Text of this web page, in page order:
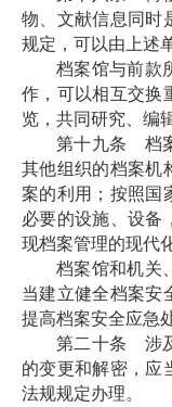
物、文献信息同时
规定，可以由上述
档案馆与前款
作，可以相互交换
览，共同研究、编
第十九条 档
其他组织的档案机
案的利用；按照国
必要的设施、设备
现档案管理的现代
档案馆和机关
当建立健全档案安
提高档案安全应急
第二十条 涉
的变更和解密，应
法规规定办理。